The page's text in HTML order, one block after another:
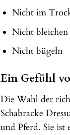
Nicht im
Nicht bleichen
Nicht bügeln
Ein Gefühl
Die Wahl der
Schabracke
und Pferd. Sie ist